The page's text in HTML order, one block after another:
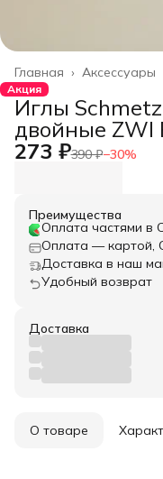
Аксессуары
Главная ›
Акция
Иглы
двойные ZWI
273 ₽390 ₽−30%
Преимущества
Оплата частями в
Оплата — картой,
Доставка в наш
Удобный возврат
Доставка
О товаре